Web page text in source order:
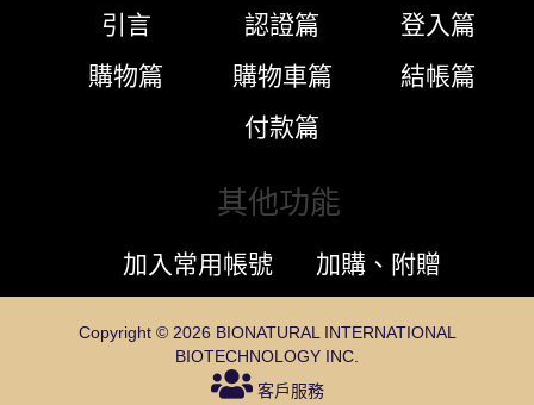
引言 認證篇
登入篇
購物篇
購物車篇
結帳篇
付款篇
其他功能
加入常用帳號 加購、附贈
Copyright © 2026 BIONATURAL INTERNATIONAL
BIOTECHNOLOGY INC.
客戶服務